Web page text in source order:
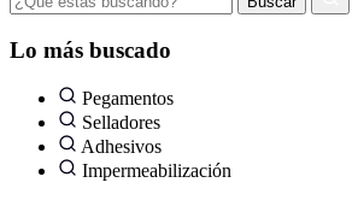
Lo más buscado
Pegamentos
Selladores
Adhesivos
Impermeabilización